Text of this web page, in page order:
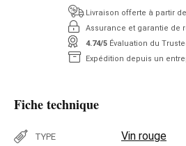
Livraison offerte à partir de
Assurance et garantie de
4.74/5 Évaluation du
Expédition depuis un
Fiche technique
TYPE Vin rouge